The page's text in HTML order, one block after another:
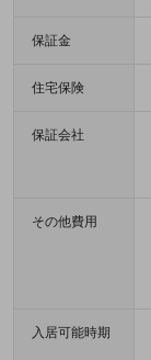
保証金
住宅保険
保証会社
その他費用
入居可能時期